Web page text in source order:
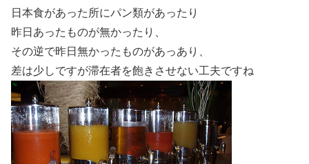
日本食があった所にパン類があったり
昨日あったものが無かったり、
その逆で昨日無かったものがあっあり、
差は少しですが滞在者を飽きさせない工夫ですね